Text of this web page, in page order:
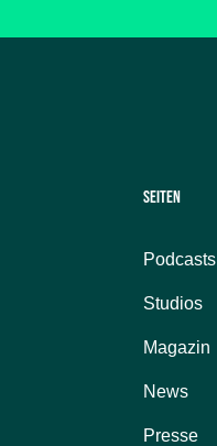
Seiten
Podcasts
Studios
Magazin
News
Presse